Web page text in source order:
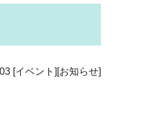
[イベント][お知らせ]